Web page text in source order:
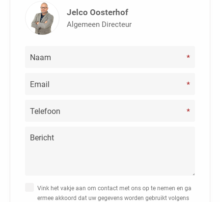
Jelco Oosterhof
Algemeen Directeur
*
*
*
Vink het vakje aan om contact met ons op te nemen en ga
ermee akkoord dat uw gegevens worden gebruikt volgens